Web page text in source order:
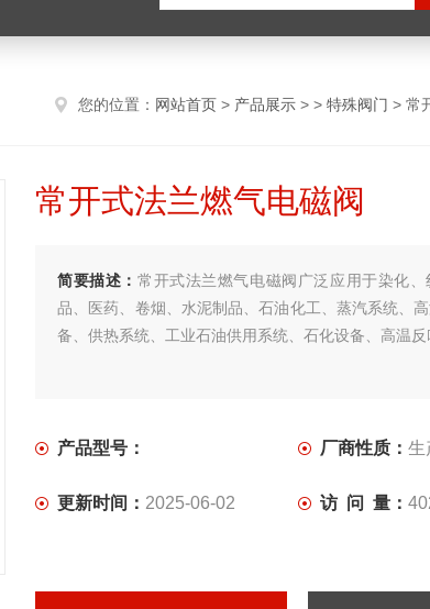
您的位置： 网站首页 > 产品展示 > > 特殊阀门 > 常
常开式法兰燃气电磁阀
简要描述： 常开式法兰燃气电磁阀广泛应用于染化
品、医药、卷烟、水泥制品、石油化工、蒸汽系统、
备、供热系统、工业石油供用系统、石化设备、高温反
产品型号： 厂商性质： 生
更新时间： 2025-06-02 访 问 量：